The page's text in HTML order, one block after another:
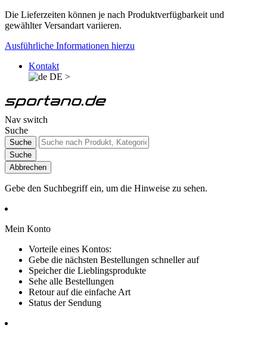
Die Lieferzeiten können je nach Produktverfügbarkeit und
gewählter Versandart variieren.
Ausführliche Informationen hierzu
Kontakt
DE >
Nav switch
Suche
Suche
Suche
Abbrechen
Gebe den Suchbegriff ein, um die Hinweise zu sehen.
Mein Konto
Vorteile eines Kontos:
Gebe die nächsten Bestellungen schneller auf
Speicher die Lieblingsprodukte
Sehe alle Bestellungen
Retour auf die einfache Art
Status der Sendung